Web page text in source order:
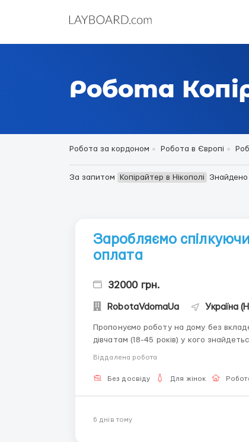
Робота
Робота за кордоном Робота в Європі
За запитом Копірайтер в Нікополі Знайдено
Заробляємо
оплата
32000 грн.
RobotaVdomaUa Україна
Пропонуємо роботу на дому без
дівчатам (18-45 років) у кого
Віддалена робота
Без досвіду Для жінок
6 днiв тому